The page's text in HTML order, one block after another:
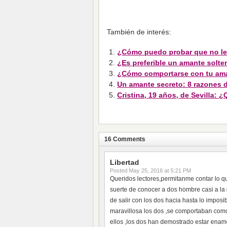
También de interés:
¿Cómo puedo probar que no
¿Es preferible un amante
¿Cómo comportarse con tu
Un amante secreto: 8 razones
Cristina, 19 años, de Sevilla:
16 Comments
Libertad
Posted May 25, 2016 at 5:21 PM
Queridos lectores,permitanme contar lo
suerte de conocer a dos hombre casi a
de salir con los dos hacia hasta lo
maravillosa los dos ,se comportaban
ellos ,los dos han demostrado estar